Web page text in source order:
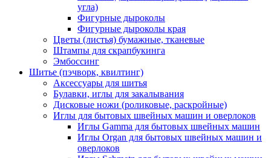
угла)
Фигурные дыроколы
Фигурные дыроколы края
Цветы (листья) бумажные, тканевые
Штампы для скрапбукинга
Эмбоссинг
Шитье (пэчворк, квилтинг)
Аксессуары для шитья
Булавки, иглы для закалывания
Дисковые ножи (роликовые, раскройные)
Иглы для бытовых швейных машин и оверлоков
Иглы Gamma для бытовых швейных машин
Иглы Organ для бытовых швейных машин и
оверлоков